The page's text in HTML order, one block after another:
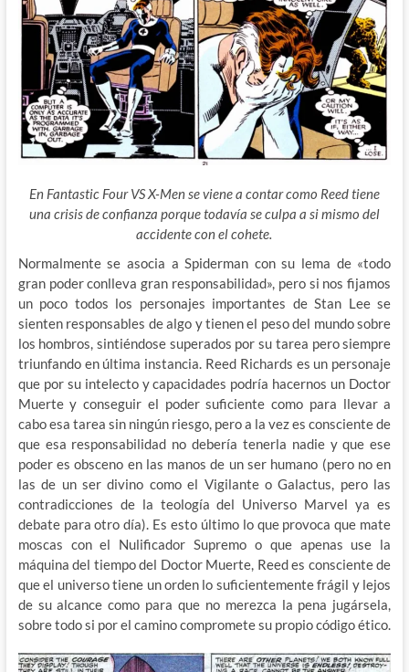
En Fantastic Four VS X-Men se viene a contar como Reed tiene
una crisis de confianza porque todavía se culpa a si mismo del
accidente con el cohete.
Normalmente se asocia a Spiderman con su lema de «todo
gran poder conlleva gran responsabilidad», pero si nos fijamos
un poco todos los personajes importantes de Stan Lee se
sienten responsables de algo y tienen el peso del mundo sobre
los hombros, sintiéndose superados por su tarea pero siempre
triunfando en última instancia. Reed Richards es un personaje
que por su intelecto y capacidades podría hacernos un Doctor
Muerte y conseguir el poder suficiente como para llevar a
cabo esa tarea sin ningún riesgo, pero a la vez es consciente de
que esa responsabilidad no debería tenerla nadie y que ese
poder es obsceno en las manos de un ser humano (pero no en
las de un ser divino como el Vigilante o Galactus, pero las
contradicciones de la teología del Universo Marvel ya es
debate para otro día). Es esto último lo que provoca que mate
moscas con el Nulificador Supremo o que apenas use la
máquina del tiempo del Doctor Muerte, Reed es consciente de
que el universo tiene un orden lo suficientemente frágil y lejos
de su alcance como para que no merezca la pena jugársela,
sobre todo si por el camino compromete su propio código ético.